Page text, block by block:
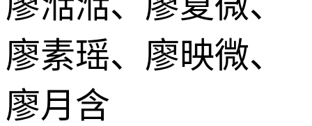
廖素瑶、廖映微、
廖月含